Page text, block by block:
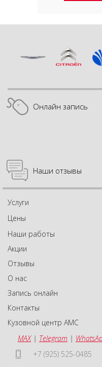
Онлайн запись
Наши отзывы
Услуги
Цены
Наши работы
Акции
Отзывы
О нас
Запись онлайн
Контакты
Кузовной центр АМС
MAX| Telegram |
+7 (925) 525-0485